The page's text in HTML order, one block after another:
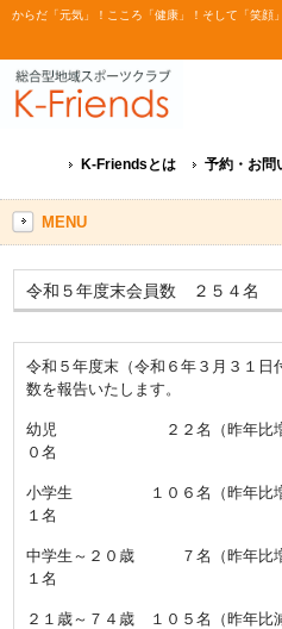
からだ「元気」！こころ「健康」！そして「笑顔
K-Friendsとは 予約・お問
MENU
令和５年度末会員数 ２５４名
令和５年度末（令和６年３月３１日
数を報告いたします。
幼児 ２２名（昨年比増
０名
小学生 １０６名（昨年比
１名
中学生～２０歳 ７名（昨
１名
２１歳～７４歳 １０５名（昨